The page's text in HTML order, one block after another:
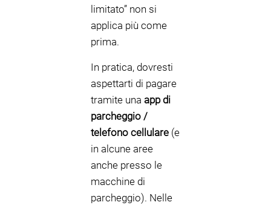
limitato” non si
applica più come
prima.
In pratica, dovresti
aspettarti di pagare
tramite una app di
parcheggio /
telefono cellulare (e
in alcune aree
anche presso le
macchine di
parcheggio). Nelle